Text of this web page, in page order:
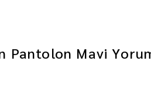
Pantolon Mavi